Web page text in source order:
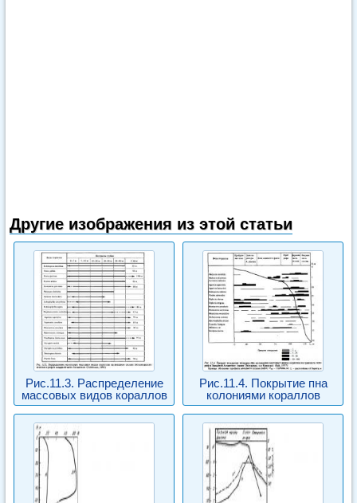
Другие изображения из этой статьи
Рис.11.3. Распределение
массовых видов кораллов
Рис.11.4. Покрытие пна
колониями кораллов